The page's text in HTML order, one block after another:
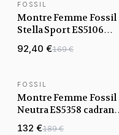
NOUVEAUTÉ
FOSSIL
Montre Femme Fossil
Stella Sport ES5106
cadran or rose bracelet
acier
92,40 €169 €
NOUVEAUTÉ
FOSSIL
Montre Femme Fossil
Neutra ES5358 cadran
blanc bracelet acier
132 €189 €